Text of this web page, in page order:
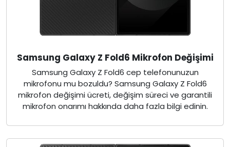
Samsung Galaxy Z Fold6 Mikrofon Değişimi
Samsung Galaxy Z Fold6 cep telefonunuzun
mikrofonu mu bozuldu? Samsung Galaxy Z Fold6
mikrofon değişimi ücreti, değişim süreci ve garantili
mikrofon onarımı hakkında daha fazla bilgi edinin.